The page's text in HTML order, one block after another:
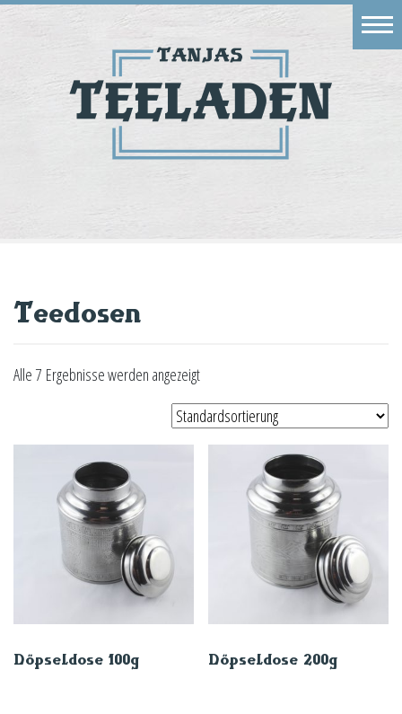
Teedosen
Alle 7 Ergebnisse werden angezeigt
Döpseldose 100g Döpseldose 200g
Geschäft